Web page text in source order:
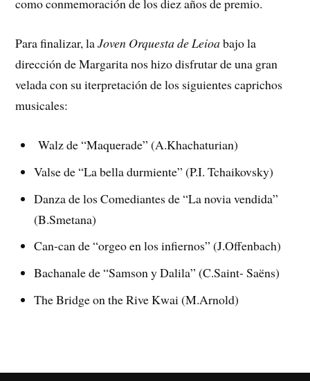
como conmemoración de los diez años de premio.
Para finalizar, laJoven Orquesta de Leioabajo la
dirección de Margarita nos hizo disfrutar de una gran
velada con su iterpretación de los siguientes caprichos
musicales:
Walz de “Maquerade” (A.Khachaturian)
Valse de “La bella durmiente” (P.I. Tchaikovsky)
Danza de los Comediantes de “La novia vendida”
(B.Smetana)
Can-can de “orgeo en los infiernos” (J.Offenbach)
Bachanale de “Samson y Dalila” (C.Saint- Saëns)
The Bridge on the Rive Kwai (M.Arnold)